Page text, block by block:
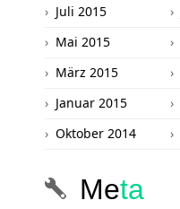
Juli 2015
Mai 2015
März 2015
Januar 2015
Oktober 2014
Meta